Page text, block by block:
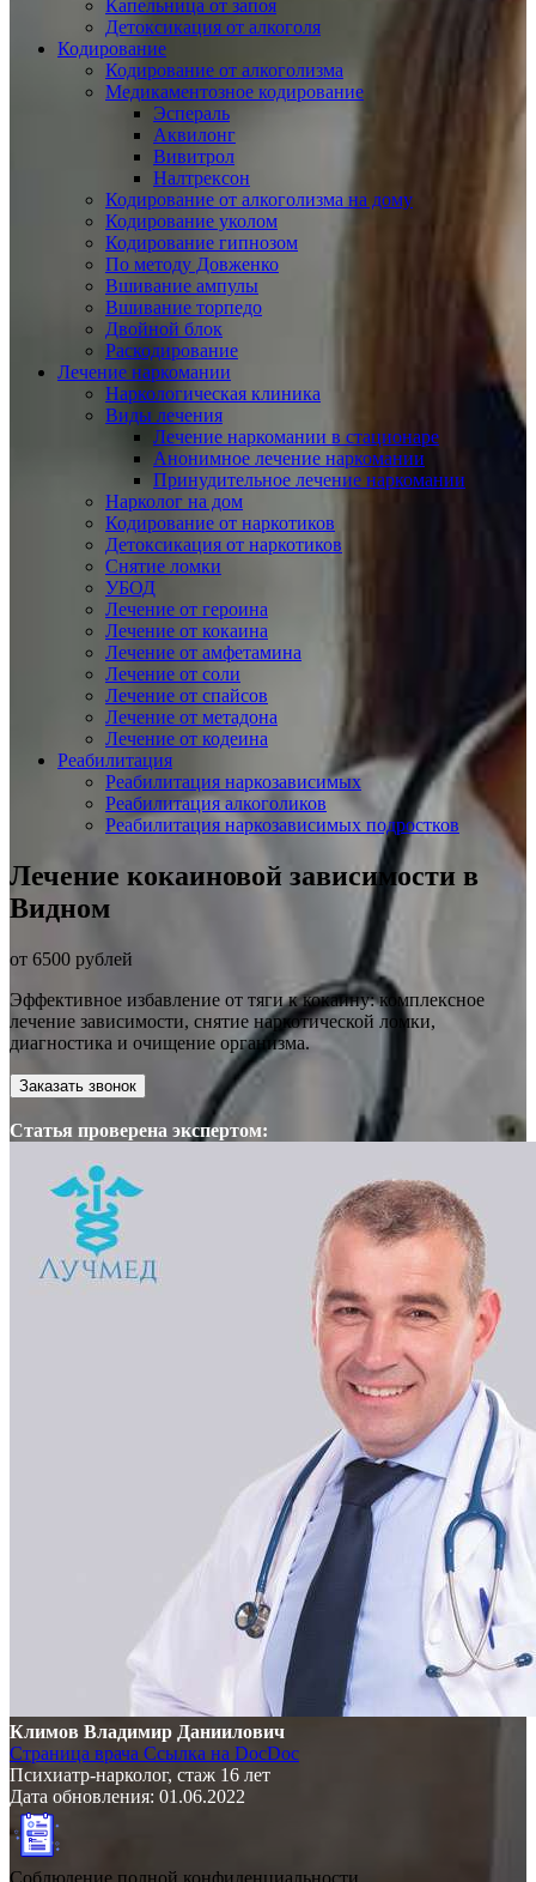
Капельница от запоя
Детоксикация от алкоголя
Кодирование
Кодирование от алкоголизма
Медикаментозное кодирование
Эспераль
Аквилонг
Вивитрол
Налтрексон
Кодирование от алкоголизма на дому
Кодирование уколом
Кодирование гипнозом
По методу Довженко
Вшивание ампулы
Вшивание торпедо
Двойной блок
Раскодирование
Лечение наркомании
Наркологическая клиника
Виды лечения
Лечение наркомании в стационаре
Анонимное лечение наркомании
Принудительное лечение наркомании
Нарколог на дом
Кодирование от наркотиков
Детоксикация от наркотиков
Снятие ломки
УБОД
Лечение от героина
Лечение от кокаина
Лечение от амфетамина
Лечение от соли
Лечение от спайсов
Лечение от метадона
Лечение от кодеина
Реабилитация
Реабилитация наркозависимых
Реабилитация алкоголиков
Реабилитация наркозависимых подростков
Лечение кокаиновой зависимости в
Видном
от 6500 рублей
Эффективное избавление от тяги к кокаину: комплексное
лечение зависимости, снятие наркотической ломки,
диагностика и очищение организма.
Заказать звонок
Статья проверена экспертом:
Климов Владимир Даниилович
Страница врача Ссылка на DocDoc
Психиатр-нарколог, стаж 16 лет
Дата обновления: 01.06.2022
Соблюдение полной конфиденциальности